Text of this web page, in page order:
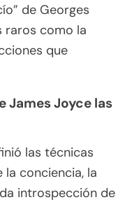
de Georges
raros como la
que
James Joyce las
las técnicas
conciencia, la
introspección de